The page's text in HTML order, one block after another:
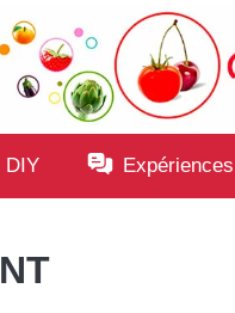
DIY Expériences